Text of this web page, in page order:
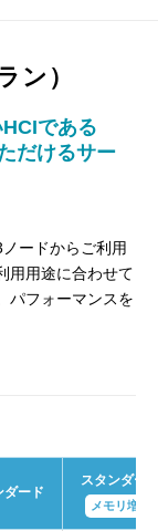
ン）
である
だけるサー
ードからご利用
用用途に合わせて
パフォーマンスを
ダード
スタンダー
メモリ増量